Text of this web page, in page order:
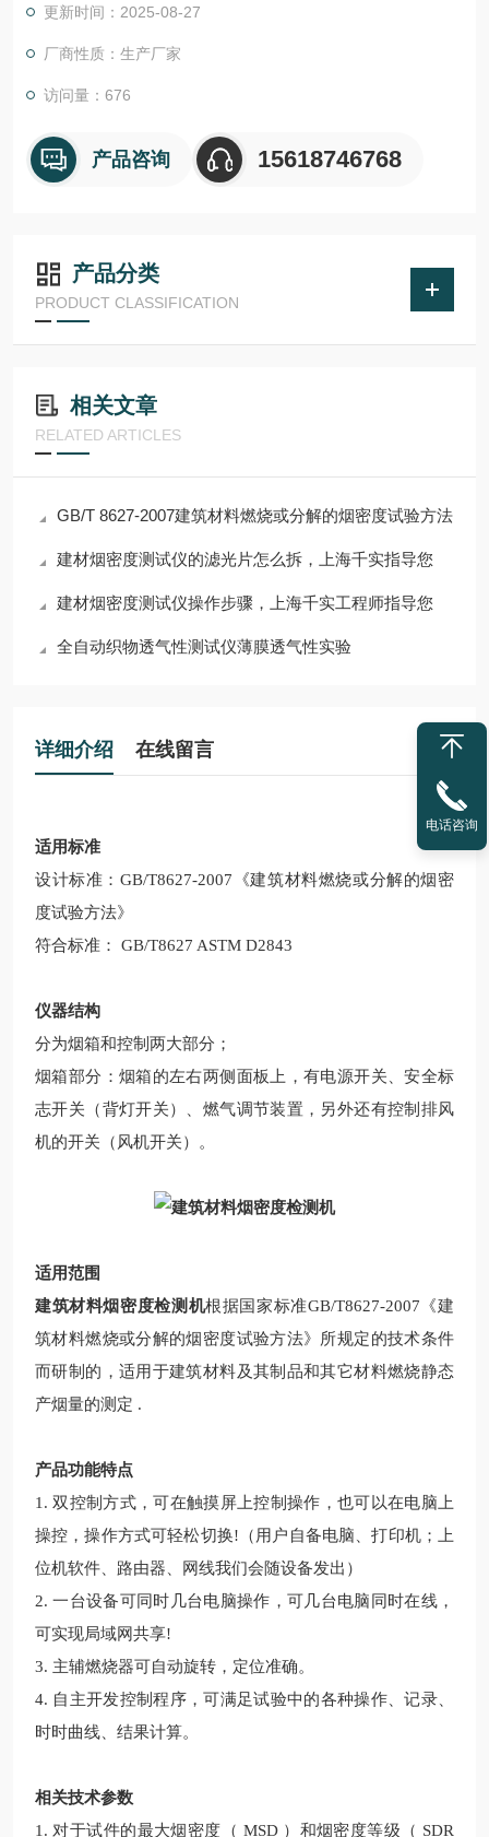
更新时间：2025-08-27
厂商性质：生产厂家
访问量：676
产品咨询 15618746768
产品分类
PRODUCT CLASSIFICATION
相关文章
RELATED ARTICLES
GB/T 8627-2007建筑材料燃烧或分解的烟密度试验方法
建材烟密度测试仪的滤光片怎么拆，上海千实指导您
建材烟密度测试仪操作步骤，上海千实工程师指导您
全自动织物透气性测试仪薄膜透气性实验
详细介绍 在线留言
适用标准
设计标准：GB/T8627-2007《建筑材料燃烧或分解的烟密
度试验方法》
符合标准： GB/T8627 ASTM D2843
仪器结构
分为烟箱和控制两大部分；
烟箱部分：烟箱的左右两侧面板上，有电源开关、安全标
志开关（背灯开关）、燃气调节装置，另外还有控制排风
机的开关（风机开关）。
适用范围
建筑材料烟密度检测机根据国家标准GB/T8627-2007《建
筑材料燃烧或分解的烟密度试验方法》所规定的技术条件
而研制的，适用于建筑材料及其制品和其它材料燃烧静态
产烟量的测定 .
产品功能特点
1. 双控制方式，可在触摸屏上控制操作，也可以在电脑上
操控，操作方式可轻松切换!（用户自备电脑、打印机；上
位机软件、路由器、网线我们会随设备发出）
2. 一台设备可同时几台电脑操作，可几台电脑同时在线，
可实现局域网共享!
3. 主辅燃烧器可自动旋转，定位准确。
4. 自主开发控制程序，可满足试验中的各种操作、记录、
时时曲线、结果计算。
相关技术参数
1. 对于试件的最大烟密度（ MSD ）和烟密度等级（ SDR
电话咨询